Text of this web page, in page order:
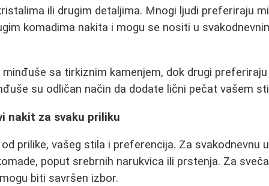
ili drugim detaljima. Mnogi ljudi preferiraju
komadima nakita i mogu se nositi u
minđuše sa tirkiznim kamenjem, dok drugi
su odličan način da dodate lični pečat vašem
nakit za svaku priliku
prilike, vašeg stila i preferencija. Za svakodnevnu
poput srebrnih narukvica ili prstenja. Za
biti savršen izbor.